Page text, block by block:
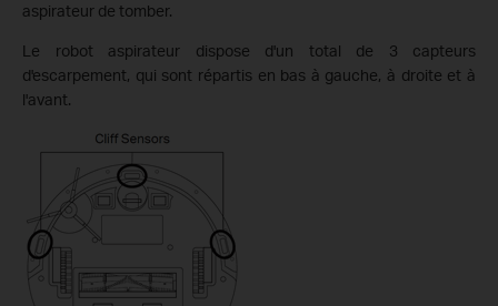
aspirateur de tomber.
Le robot aspirateur dispose d'un total de 3 capteurs
d'escarpement, qui sont répartis en bas à gauche, à droite et à
l'avant.